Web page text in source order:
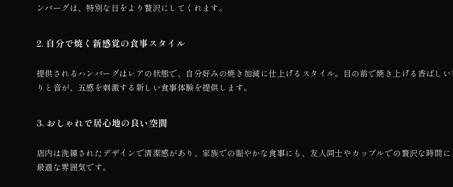
ンバーグは、特別な日をより贅沢にしてくれます。
2. 自分で焼く新感覚の食事スタイル
提供されるハンバーグはレアの状態で、自分好みの焼き加減に仕上げるスタイル。目の前で焼き上げる香ばし
りと音が、五感を刺激する新しい食事体験を提供します。
3. おしゃれで居心地の良い空間
店内は洗練されたデザインで清潔感があり、家族での賑やかな食事にも、友人同士やカップルでの贅沢な時間
最適な雰囲気です。